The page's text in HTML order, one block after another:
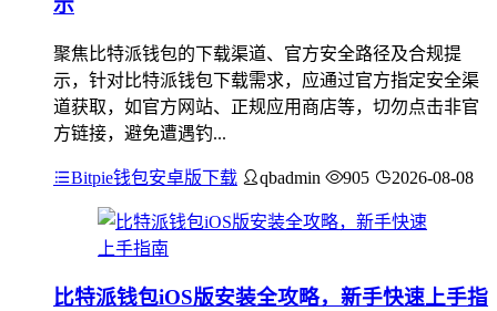
示
聚焦比特派钱包的下载渠道、官方安全路径及合规提
示，针对比特派钱包下载需求，应通过官方指定安全渠
道获取，如官方网站、正规应用商店等，切勿点击非官
方链接，避免遭遇钓...
Bitpie钱包安卓版下载 qbadmin 905 2026-08-08
比特派钱包iOS版安装全攻略，新手快速上手指